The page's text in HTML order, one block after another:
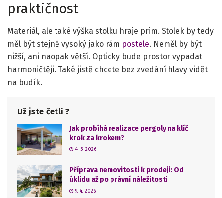
praktičnost
Materiál, ale také výška stolku hraje prim. Stolek by tedy
měl být stejně vysoký jako rám postele. Neměl by být
nižší, ani naopak větší. Opticky bude prostor vypadat
harmoničtěji. Také jistě chcete bez zvedání hlavy vidět
na budík.
Už jste četli ?
Jak probíhá realizace pergoly na klíč
krok za krokem?
4. 5. 2026
Příprava nemovitosti k prodeji: Od
úklidu až po právní náležitosti
9. 4. 2026